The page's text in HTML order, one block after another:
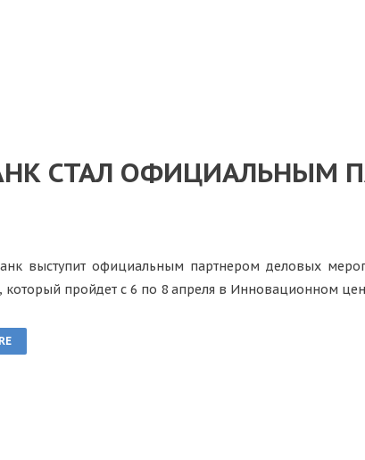
СТАЛ ОФИЦИАЛЬНЫМ
выступит официальным партнером деловых
который пройдет с 6 по 8 апреля в Инновационном